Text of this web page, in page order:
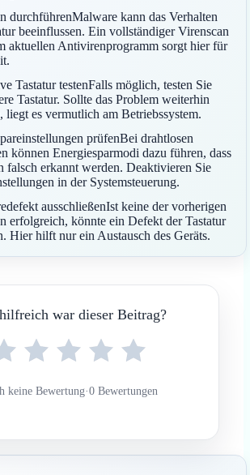
durchführenMalware kann das Verhalten
beeinflussen. Ein vollständiger Virenscan
aktuellen Antivirenprogramm sorgt hier für
Tastatur testenFalls möglich, testen Sie
Tastatur. Sollte das Problem weiterhin
liegt es vermutlich am Betriebssystem.
prüfenBei drahtlosen
können Energiesparmodi dazu führen, dass
falsch erkannt werden. Deaktivieren Sie
in der Systemsteuerung.
ausschließenIst keine der vorherigen
erfolgreich, könnte ein Defekt der Tastatur
Hier hilft nur ein Austausch des Geräts.
war dieser Beitrag?
keine Bewertung·0 Bewertungen